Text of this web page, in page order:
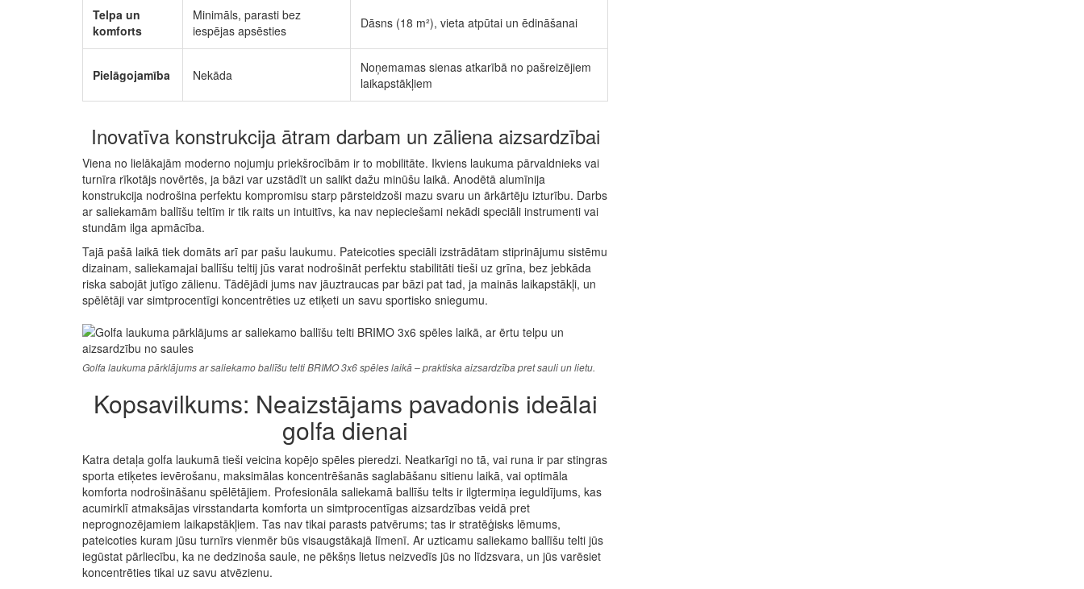
Telpa un
komforts
Minimāls, parasti bez
iespējas apsēsties
Dāsns (18 m²), vieta atpūtai un ēdināšanai
Pielāgojamība Nekāda
Noņemamas sienas atkarībā no pašreizējiem
laikapstākļiem
Inovatīva konstrukcija ātram darbam un zāliena aizsardzībai
Viena no lielākajām moderno nojumju priekšrocībām ir to mobilitāte. Ikviens laukuma pārvaldnieks vai
turnīra rīkotājs novērtēs, ja bāzi var uzstādīt un salikt dažu minūšu laikā. Anodētā alumīnija
konstrukcija nodrošina perfektu kompromisu starp pārsteidzoši mazu svaru un ārkārtēju izturību. Darbs
ar saliekamām ballīšu teltīm ir tik raits un intuitīvs, ka nav nepieciešami nekādi speciāli instrumenti vai
stundām ilga apmācība.
Tajā pašā laikā tiek domāts arī par pašu laukumu. Pateicoties speciāli izstrādātam stiprinājumu sistēmu
dizainam, saliekamajai ballīšu teltij jūs varat nodrošināt perfektu stabilitāti tieši uz grīna, bez jebkāda
riska sabojāt jutīgo zālienu. Tādējādi jums nav jāuztraucas par bāzi pat tad, ja mainās laikapstākļi, un
spēlētāji var simtprocentīgi koncentrēties uz etiķeti un savu sportisko sniegumu.
Golfa laukuma pārklājums ar saliekamo ballīšu telti BRIMO 3x6 spēles laikā – praktiska aizsardzība pret sauli un lietu.
Kopsavilkums: Neaizstājams pavadonis ideālai
golfa dienai
Katra detaļa golfa laukumā tieši veicina kopējo spēles pieredzi. Neatkarīgi no tā, vai runa ir par stingras
sporta etiķetes ievērošanu, maksimālas koncentrēšanās saglabāšanu sitienu laikā, vai optimāla
komforta nodrošināšanu spēlētājiem. Profesionāla saliekamā ballīšu telts ir ilgtermiņa ieguldījums, kas
acumirklī atmaksājas virsstandarta komforta un simtprocentīgas aizsardzības veidā pret
neprognozējamiem laikapstākļiem. Tas nav tikai parasts patvērums; tas ir stratēģisks lēmums,
pateicoties kuram jūsu turnīrs vienmēr būs visaugstākajā līmenī. Ar uzticamu saliekamo ballīšu telti jūs
iegūstat pārliecību, ka ne dedzinoša saule, ne pēkšņs lietus neizvedīs jūs no līdzsvara, un jūs varēsiet
koncentrēties tikai uz savu atvēzienu.